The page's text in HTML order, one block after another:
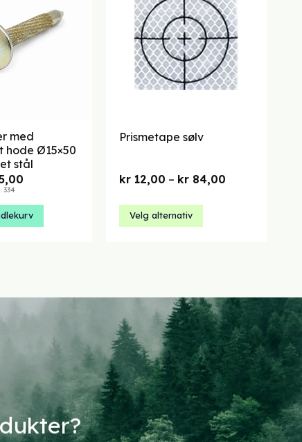
med
hode Ø15×50
stål
kr 5,00.
334
Prismetape sølv
kr12,00 – kr84,00Prisområde:
Velg alternativ
Alternativene
kan
velges
på
produktsiden